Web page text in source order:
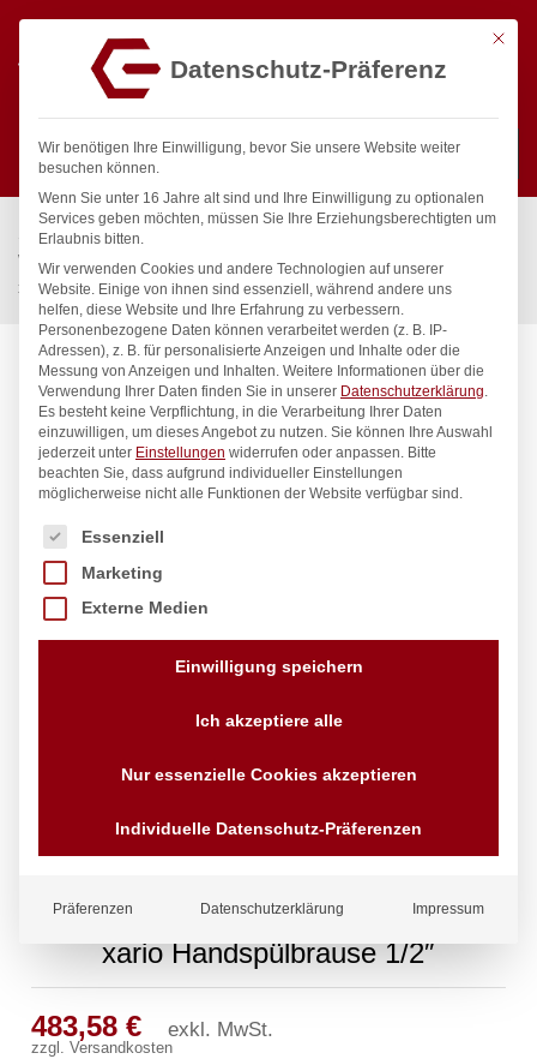
Suchen
Start / Gastronomiebedarf & Gastro Geräte für Profis
Wassertechnik
Geschirrwaschbrause
xario Handspülbrause 1/2″
xario Handspülbrause 1/2″
483,58€ exkl. MwSt.
zzgl.Versandkosten
Mit
Datenschutz-Präferenz
Wir benötigen Ihre Einwilligung, bevor Sie unsere Website weiter
besuchen können.
Wenn Sie unter 16 Jahre alt sind und Ihre Einwilligung zu optionalen
Services geben möchten, müssen Sie Ihre Erziehungsberechtigten um
Erlaubnis bitten.
Wir verwenden Cookies und andere Technologien auf unserer
Website. Einige von ihnen sind essenziell, während andere uns
helfen, diese Website und Ihre Erfahrung zu verbessern.
Personenbezogene Daten können verarbeitet werden (z. B. IP-
Adressen), z. B. für personalisierte Anzeigen und Inhalte oder die
Messung von Anzeigen und Inhalten. Weitere Informationen über die
Verwendung Ihrer Daten finden Sie in unserer Datenschutzerklärung.
Es besteht keine Verpflichtung, in die Verarbeitung Ihrer Daten
einzuwilligen, um dieses Angebot zu nutzen. Sie können Ihre Auswahl
jederzeit unter Einstellungen widerrufen oder anpassen. Bitte
beachten Sie, dass aufgrund individueller Einstellungen
möglicherweise nicht alle Funktionen der Website verfügbar sind.
Es folgt eine Liste der Service-Gruppen, für die eine
Essenziell
Marketing
Externe Medien
Einwilligung speichern
Ich akzeptiere alle
Nur essenzielle Cookies akzeptieren
Individuelle Datenschutz-Präferenzen
Präferenzen Datenschutzerklärung Impressum